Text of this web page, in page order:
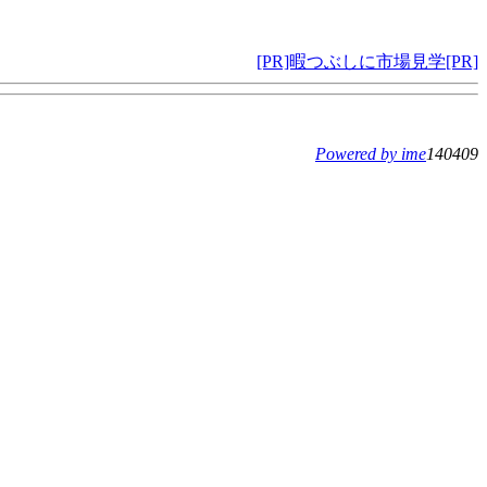
[PR]暇つぶしに市場見学[PR]
Powered by ime140409